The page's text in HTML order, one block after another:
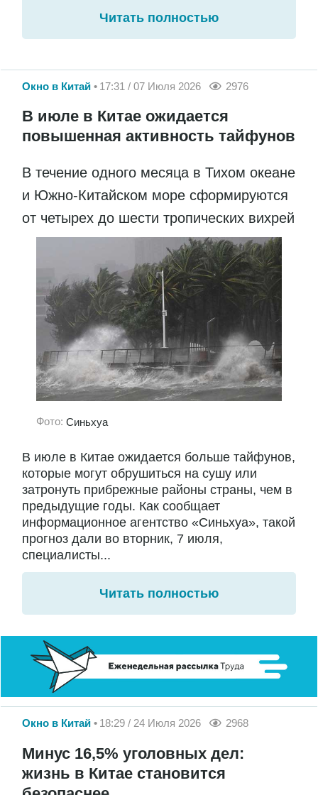
Читать полностью
Окно в Китай 17:31 / 07 Июля 2026 2976
В июле в Китае ожидается
повышенная активность тайфунов
В течение одного месяца в Тихом океане
и Южно-Китайском море сформируются
от четырех до шести тропических вихрей
Фото: Синьхуа
В июле в Китае ожидается больше тайфунов,
которые могут обрушиться на сушу или
затронуть прибрежные районы страны, чем в
предыдущие годы. Как сообщает
информационное агентство «Синьхуа», такой
прогноз дали во вторник, 7 июля,
специалисты...
Читать полностью
Окно в Китай 18:29 / 24 Июля 2026 2968
Минус 16,5% уголовных дел:
жизнь в Китае становится